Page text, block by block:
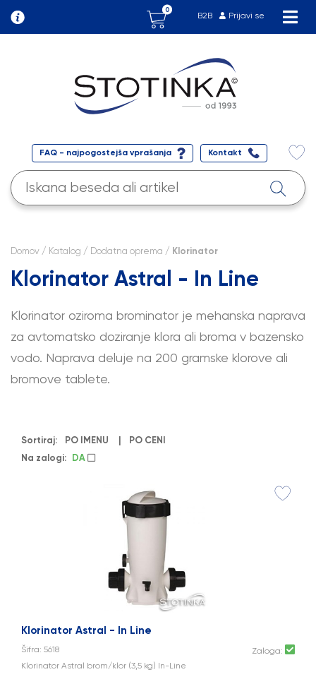
B2B Prijavi se
0
FAQ - najpogostejša vprašanja Kontakt
Domov / Katalog / Dodatna oprema / Klorinator
Klorinator Astral - In Line
Klorinator oziroma brominator je mehanska naprava
za avtomatsko doziranje klora ali broma v bazensko
vodo. Naprava deluje na 200 gramske klorove ali
bromove tablete.
Sortiraj: PO IMENU
PO CENI
Na zalogi:
DA
Klorinator Astral - In Line
Šifra: 5618
Zaloga:
Klorinator Astral brom/klor (3,5 kg) In-Line